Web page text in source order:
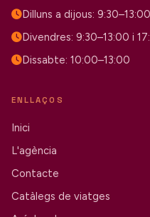
Dilluns a dijous:
Divendres: 9:30–13:00 i
Dissabte: 10:00–13:00
ENLLAÇOS
Inici
L'agència
Contacte
Catàlegs de viatges